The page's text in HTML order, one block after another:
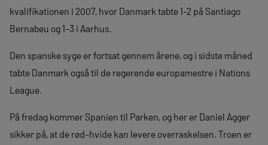
kvalifikationen i 2007, hvor Danmark tabte 1-2 på Santiago
Bernabeu og 1-3 i Aarhus.
Den spanske syge er fortsat gennem årene, og i sidste måned
tabte Danmark også til de regerende europamestre i Nations
League.
På fredag kommer Spanien til Parken, og her er Daniel Agger
sikker på, at de rød-hvide kan levere overraskelsen. Troen er